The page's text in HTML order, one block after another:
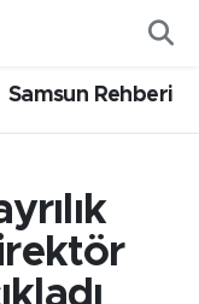
Samsun Rehberi